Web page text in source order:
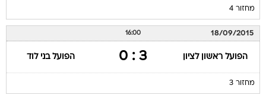
מחזור 4
18/09/2015
16:00
הפועל ראשון לציון 3 : 0 הפועל בני לוד
מחזור 3